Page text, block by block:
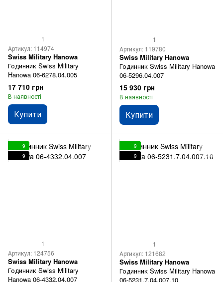
1
Артикул: 114974
Swiss Military Hanowa
Годинник Swiss Military
Hanowa 06-6278.04.005
17 710 грн
В наявності
Купити
1
Артикул: 119780
Swiss Military Hanowa
Годинник Swiss Military Hanowa
06-5296.04.007
15 930 грн
В наявності
Купити
9
9
1
Артикул: 124756
Swiss Military Hanowa
Годинник Swiss Military
Hanowa 06-4332.04.007
9
9
1
Артикул: 121682
Swiss Military Hanowa
Годинник Swiss Military Hanowa
06-5231.7.04.007.10